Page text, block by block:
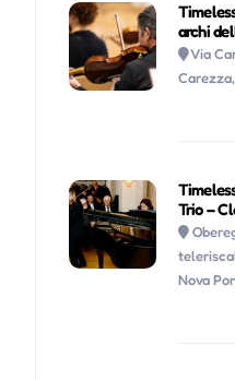
archi
Via
Trio –
Nova